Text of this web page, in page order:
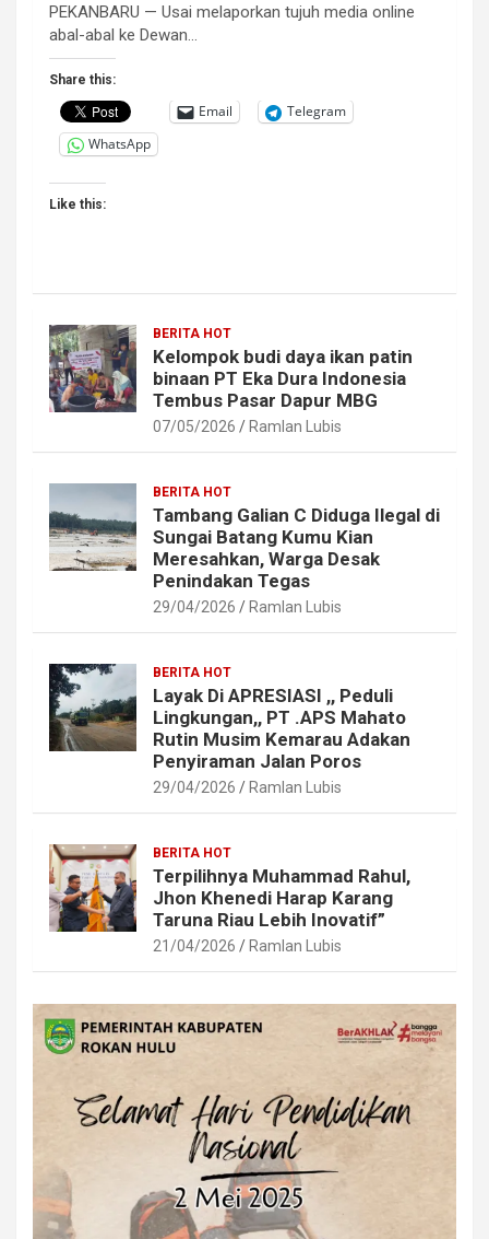
PEKANBARU — Usai melaporkan tujuh media online
abal-abal ke Dewan…
Share this:
Email
Telegram
WhatsApp
Like this:
BERITA HOT
Kelompok budi daya ikan patin
binaan PT Eka Dura Indonesia
Tembus Pasar Dapur MBG
07/05/2026 Ramlan Lubis
BERITA HOT
Tambang Galian C Diduga Ilegal di
Sungai Batang Kumu Kian
Meresahkan, Warga Desak
Penindakan Tegas
29/04/2026 Ramlan Lubis
BERITA HOT
Layak Di APRESIASI ,, Peduli
Lingkungan,, PT .APS Mahato
Rutin Musim Kemarau Adakan
Penyiraman Jalan Poros
29/04/2026 Ramlan Lubis
BERITA HOT
Terpilihnya Muhammad Rahul,
Jhon Khenedi Harap Karang
Taruna Riau Lebih Inovatif”
21/04/2026 Ramlan Lubis